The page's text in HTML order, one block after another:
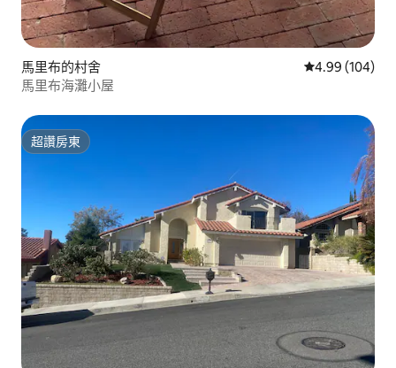
馬里布的村舍 從 104 則評價
4.99 (104)
馬里布海灘小屋
超讚房東
超讚房東